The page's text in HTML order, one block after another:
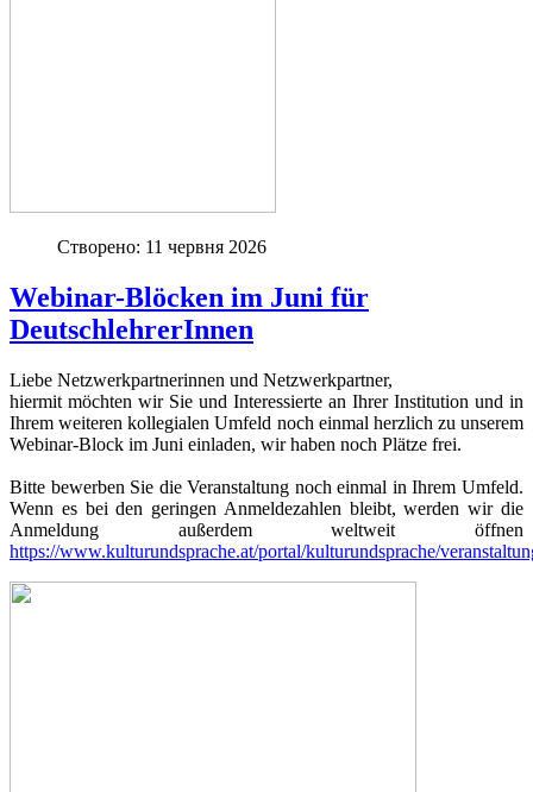
Створено: 11 червня 2026
Webinar-Blöcken im Juni für
DeutschlehrerInnen
Liebe Netzwerkpartnerinnen und Netzwerkpartner,
hiermit möchten wir Sie und Interessierte an Ihrer Institution und in
Ihrem weiteren kollegialen Umfeld noch einmal herzlich zu unserem
Webinar-Block im Juni einladen, wir haben noch Plätze frei.
Bitte bewerben Sie die Veranstaltung noch einmal in Ihrem Umfeld.
Wenn es bei den geringen Anmeldezahlen bleibt, werden wir die
Anmeldung außerdem weltweit öffnen
https://www.kulturundsprache.at/portal/kulturundsprache/